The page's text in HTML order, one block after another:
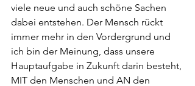
viele neue und auch schöne Sachen
dabei entstehen. Der Mensch rückt
immer mehr in den Vordergrund und
ich bin der Meinung, dass unsere
Hauptaufgabe in Zukunft darin besteht,
MIT den Menschen und AN den